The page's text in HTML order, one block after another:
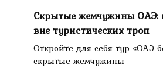
Скрытые жемчужины ОАЭ:
вне туристических троп
Откройте для себя тур «ОАЭ
скрытые жемчужины